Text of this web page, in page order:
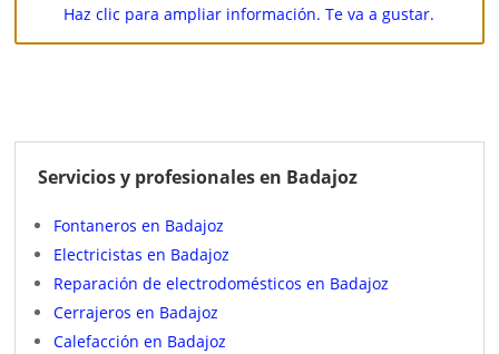
Haz clic para ampliar información. Te va a gustar.
Servicios y profesionales en Badajoz
Fontaneros en Badajoz
Electricistas en Badajoz
Reparación de electrodomésticos en Badajoz
Cerrajeros en Badajoz
Calefacción en Badajoz